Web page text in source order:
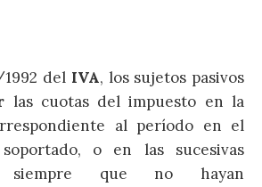
del IVA, los sujetos pasivos
las cuotas del impuesto en la
al período en el
o en las sucesivas
siempre que no hayan